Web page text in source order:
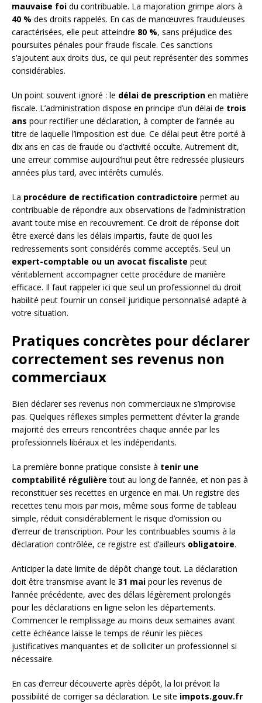
mauvaise foi du contribuable. La majoration grimpe alors à
40 % des droits rappelés. En cas de manœuvres frauduleuses
caractérisées, elle peut atteindre 80 %, sans préjudice des
poursuites pénales pour fraude fiscale. Ces sanctions
s’ajoutent aux droits dus, ce qui peut représenter des sommes
considérables.
Un point souvent ignoré : le délai de prescription en matière
fiscale. L’administration dispose en principe d’un délai de trois
ans pour rectifier une déclaration, à compter de l’année au
titre de laquelle l’imposition est due. Ce délai peut être porté à
dix ans en cas de fraude ou d’activité occulte. Autrement dit,
une erreur commise aujourd’hui peut être redressée plusieurs
années plus tard, avec intérêts cumulés.
La procédure de rectification contradictoire permet au
contribuable de répondre aux observations de l’administration
avant toute mise en recouvrement. Ce droit de réponse doit
être exercé dans les délais impartis, faute de quoi les
redressements sont considérés comme acceptés. Seul un
expert-comptable ou un avocat fiscaliste peut
véritablement accompagner cette procédure de manière
efficace. Il faut rappeler ici que seul un professionnel du droit
habilité peut fournir un conseil juridique personnalisé adapté à
votre situation.
Pratiques concrètes pour déclarer
correctement ses revenus non
commerciaux
Bien déclarer ses revenus non commerciaux ne s’improvise
pas. Quelques réflexes simples permettent d’éviter la grande
majorité des erreurs rencontrées chaque année par les
professionnels libéraux et les indépendants.
La première bonne pratique consiste à tenir une
comptabilité régulière tout au long de l’année, et non pas à
reconstituer ses recettes en urgence en mai. Un registre des
recettes tenu mois par mois, même sous forme de tableau
simple, réduit considérablement le risque d’omission ou
d’erreur de transcription. Pour les contribuables soumis à la
déclaration contrôlée, ce registre est d’ailleurs obligatoire.
Anticiper la date limite de dépôt change tout. La déclaration
doit être transmise avant le 31 mai pour les revenus de
l’année précédente, avec des délais légèrement prolongés
pour les déclarations en ligne selon les départements.
Commencer le remplissage au moins deux semaines avant
cette échéance laisse le temps de réunir les pièces
justificatives manquantes et de solliciter un professionnel si
nécessaire.
En cas d’erreur découverte après dépôt, la loi prévoit la
possibilité de corriger sa déclaration. Le site impots.gouv.fr